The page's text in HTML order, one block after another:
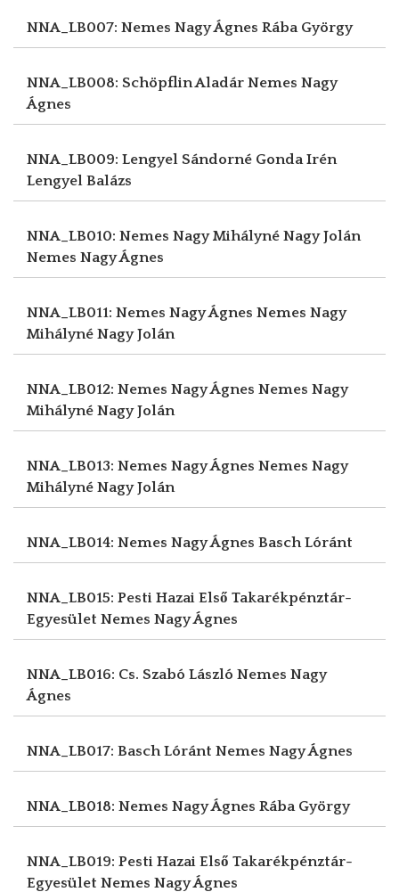
NNA_LB007: Nemes Nagy Ágnes Rába György
NNA_LB008: Schöpflin Aladár Nemes Nagy
Ágnes
NNA_LB009: Lengyel Sándorné Gonda Irén
Lengyel Balázs
NNA_LB010: Nemes Nagy Mihályné Nagy Jolán
Nemes Nagy Ágnes
NNA_LB011: Nemes Nagy Ágnes Nemes Nagy
Mihályné Nagy Jolán
NNA_LB012: Nemes Nagy Ágnes Nemes Nagy
Mihályné Nagy Jolán
NNA_LB013: Nemes Nagy Ágnes Nemes Nagy
Mihályné Nagy Jolán
NNA_LB014: Nemes Nagy Ágnes Basch Lóránt
NNA_LB015: Pesti Hazai Első Takarékpénztár-
Egyesület Nemes Nagy Ágnes
NNA_LB016: Cs. Szabó László Nemes Nagy
Ágnes
NNA_LB017: Basch Lóránt Nemes Nagy Ágnes
NNA_LB018: Nemes Nagy Ágnes Rába György
NNA_LB019: Pesti Hazai Első Takarékpénztár-
Egyesület Nemes Nagy Ágnes